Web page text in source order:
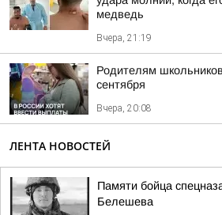
медведь
Вчера, 21:19
Родителям
сентября
Вчера, 20:08
ЛЕНТА НОВОСТЕЙ
Памяти бойца
Белешева